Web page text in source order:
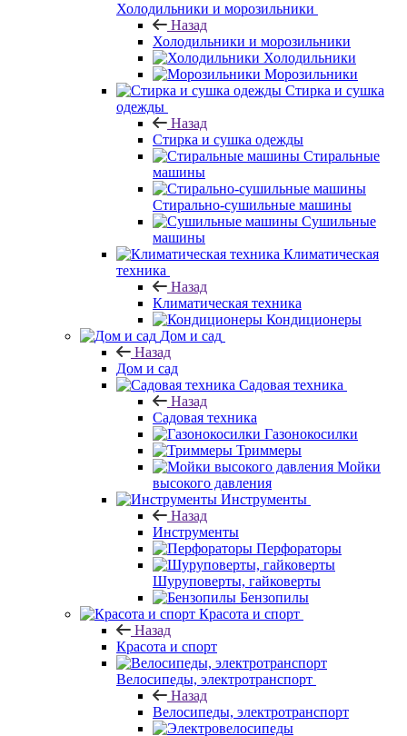
Холодильники и морозильники
Назад
Холодильники и морозильники
Холодильники
Морозильники
Стирка и сушка
одежды
Назад
Стирка и сушка одежды
Стиральные
машины
Стирально-сушильные машины
Сушильные
машины
Климатическая
техника
Назад
Климатическая техника
Кондиционеры
Дом и сад
Назад
Дом и сад
Садовая техника
Назад
Садовая техника
Газонокосилки
Триммеры
Мойки
высокого давления
Инструменты
Назад
Инструменты
Перфораторы
Шуруповерты, гайковерты
Бензопилы
Красота и спорт
Назад
Красота и спорт
Велосипеды, электротранспорт
Назад
Велосипеды, электротранспорт